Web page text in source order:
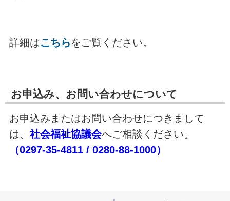
詳細はこちらをご覧ください。
お申込み、お問い合わせについて
お申込みまたはお問い合わせにつきまして
は、 社会福祉協議会へご相談ください。
（0297-35-4811 / 0280-88-1000）